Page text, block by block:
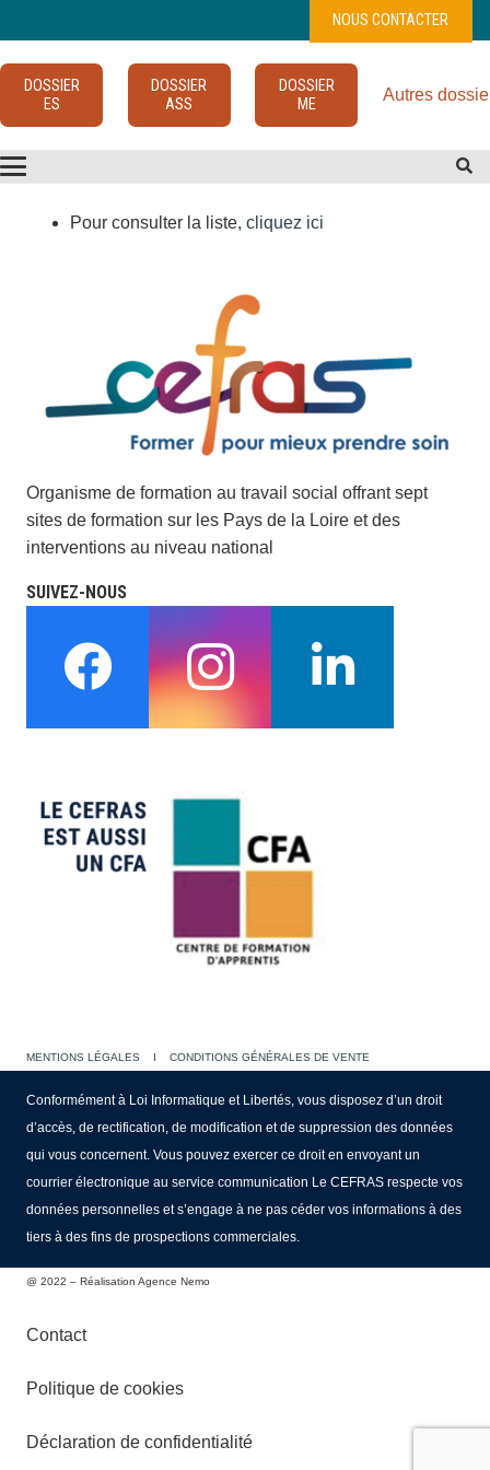
NOUS CONTACTER
DOSSIER
ES
DOSSIER
ASS
DOSSIER
ME
Autres
Pour consulter la liste, cliquez ici
Organisme de formation au travail social offrant sept
sites de formation sur les Pays de la Loire et des
interventions au niveau national
SUIVEZ-NOUS
MENTIONS LÉGALES I CONDITIONS GÉNÉRALES DE VENTE
Conformément à Loi Informatique et Libertés, vous disposez d’un droit
d’accès, de rectification, de modification et de suppression des données
qui vous concernent. Vous pouvez exercer ce droit en envoyant un
courrier électronique au service communication Le CEFRAS respecte vos
données personnelles et s’engage à ne pas céder vos informations à des
tiers à des fins de prospections commerciales.
@ 2022 – Réalisation Agence Nemo
Contact
Politique de cookies
Déclaration de confidentialité